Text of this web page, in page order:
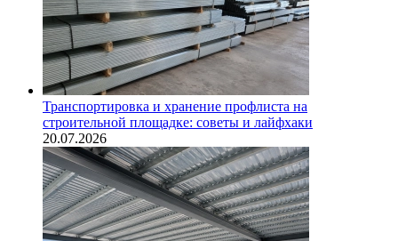
Транспортировка и хранение профлиста на
строительной площадке: советы и лайфхаки
20.07.2026